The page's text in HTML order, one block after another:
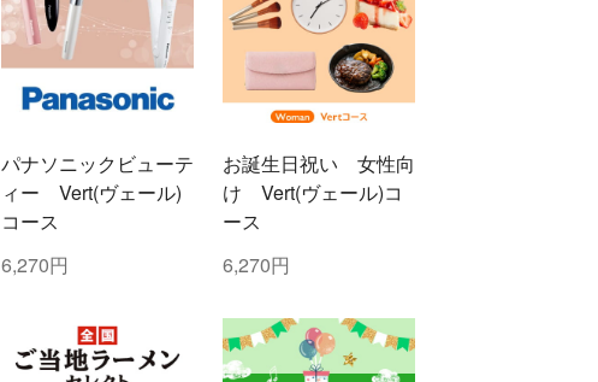
パナソニックビューテ
ィー Vert(ヴェール)
コース
6,270円
お誕生日祝い 女性向
け Vert(ヴェール)コ
ース
6,270円